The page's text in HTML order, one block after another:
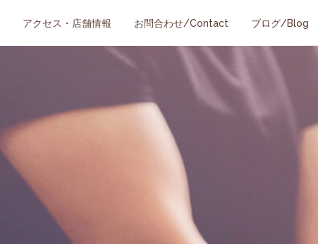
アクセス・店舗情報 お問合わせ/Contact ブログ/Blog